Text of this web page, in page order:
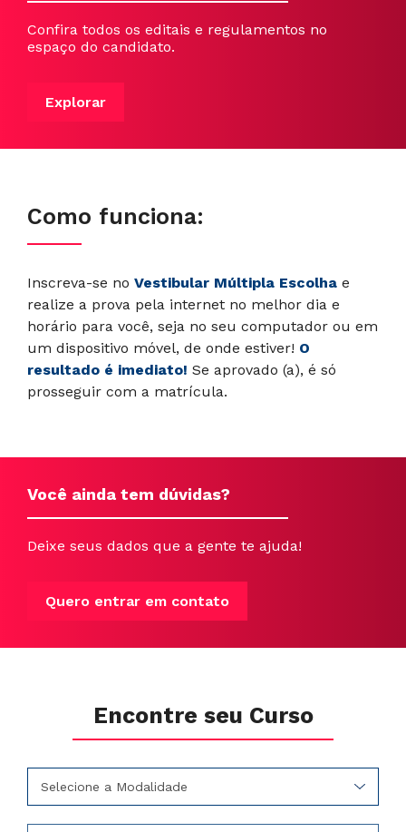
Confira todos os editais e regulamentos no
espaço do candidato.
Explorar
Como funciona:
Inscreva-se no Vestibular Múltipla Escolha e
realize a prova pela internet no melhor dia e
horário para você, seja no seu computador ou em
um dispositivo móvel, de onde estiver! O
resultado é imediato! Se aprovado (a), é só
prosseguir com a matrícula.
Você ainda tem dúvidas?
Deixe seus dados que a gente te ajuda!
Quero entrar em contato
Encontre seu Curso
Selecione a Modalidade